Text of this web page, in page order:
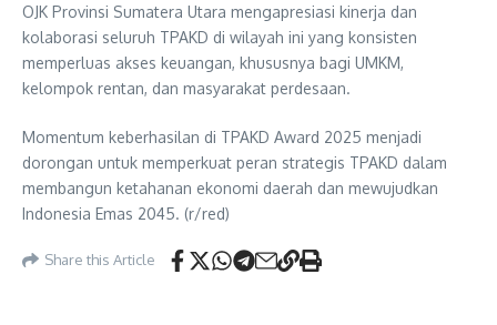
OJK Provinsi Sumatera Utara mengapresiasi kinerja dan
kolaborasi seluruh TPAKD di wilayah ini yang konsisten
memperluas akses keuangan, khususnya bagi UMKM,
kelompok rentan, dan masyarakat perdesaan.
Momentum keberhasilan di TPAKD Award 2025 menjadi
dorongan untuk memperkuat peran strategis TPAKD dalam
membangun ketahanan ekonomi daerah dan mewujudkan
Indonesia Emas 2045. (r/red)
Share this Article